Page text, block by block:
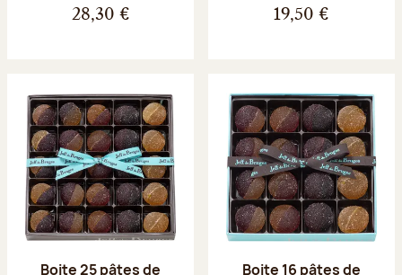
28,30 € 19,50 €
Boite 25 pâtes de Boite 16 pâtes de